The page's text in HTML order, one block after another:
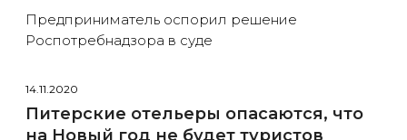
Предприниматель оспорил решение
Роспотребнадзора в суде
14.11.2020
Питерские отельеры опасаются, что
на Новый год не будет туристов